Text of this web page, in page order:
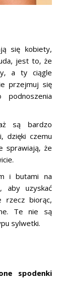
się kobiety,
jest to, że
a ty ciągle
przejmuj się
są bardzo
dzięki czemu
sprawiają, że
i butami na
aby uzyskać
rzecz biorąc,
Te nie są
sylwetki.
spodenki